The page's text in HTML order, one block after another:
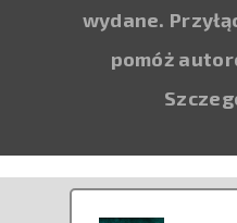
wydane.
pomóż